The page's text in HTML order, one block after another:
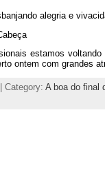
alegria e
estamos
ontem com grandes
Category: A boa do final